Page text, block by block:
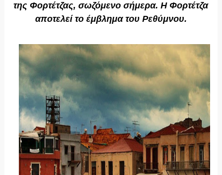
της Φορτέτζας, σωζόμενο σήμερα. Η Φορτέτζα
αποτελεί το έμβλημα του Ρεθύμνου.